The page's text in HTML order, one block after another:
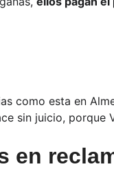
como esta en
sin juicio, porque
en